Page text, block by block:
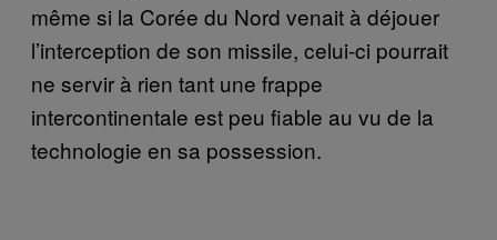
même si la Corée du Nord venait à déjouer
l’interception de son missile, celui-ci pourrait
ne servir à rien tant une frappe
intercontinentale est peu fiable au vu de la
technologie en sa possession.